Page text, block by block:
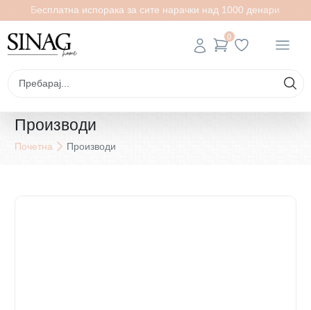
Бесплатна испорака за сите нарачки над 1000 денари
0
Производи
Почетна Производи